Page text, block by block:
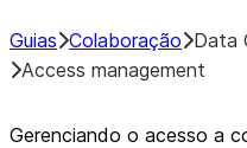
Guias Colaboração Data
Access management
Gerenciando o acesso a